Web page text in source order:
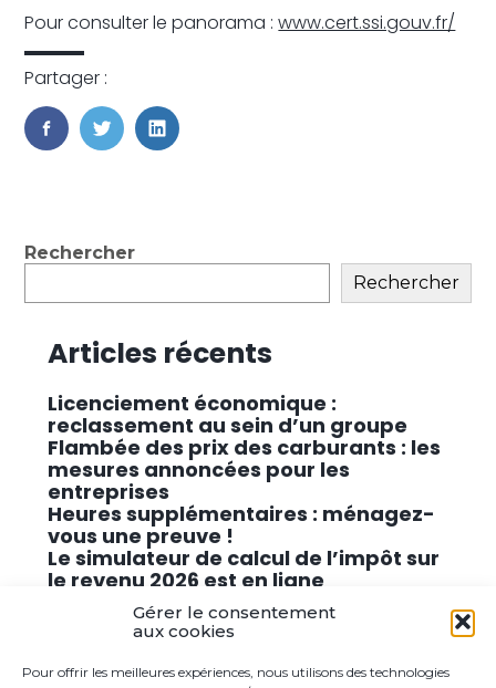
Gérer le consentement
aux cookies
Pour offrir les meilleures expériences, nous utilisons des technologies
Pour consulter le panorama :www.cert.ssi.gouv.fr/
Partager :
FaceBook
TwitterLinkedIn
Blog
Rechercher
Rechercher
Articles récents
Licenciement économique :
reclassement au sein d’un groupe
Flambée des prix des carburants : les
mesures annoncées pour les
entreprises
Heures supplémentaires : ménagez-
vous une preuve !
Le simulateur de calcul de l’impôt sur
le revenu 2026 est en ligne
Promouvoir des solutions de
cybersécurité conformes au RGPD